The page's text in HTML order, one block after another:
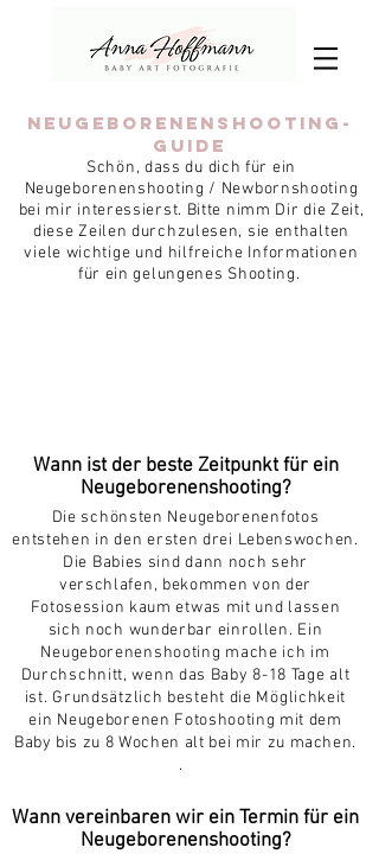
Neugeborenenshooting-
Guide
Schön, dass du dich für ein
Neugeborenenshooting / Newbornshooting
bei mir interessierst. Bitte nimm Dir die Zeit,
diese Zeilen durchzulesen, sie enthalten
viele wichtige und hilfreiche Informationen
für ein gelungenes Shooting.
Wann ist der beste Zeitpunkt für ein
Neugeborenenshooting?
Die schönsten Neugeborenenfotos
entstehen in den ersten drei Lebenswochen.
Die Babies sind dann noch sehr
verschlafen, bekommen von der
Fotosession kaum etwas mit und lassen
sich noch wunderbar einrollen. Ein
Neugeborenenshooting mache ich im
Durchschnitt, wenn das Baby 8-18 Tage alt
ist. Grundsätzlich besteht die Möglichkeit
ein Neugeborenen Fotoshooting mit dem
Baby bis zu 8 Wochen alt bei mir zu machen.
.
Wann vereinbaren wir ein Termin für ein
Neugeborenenshooting?